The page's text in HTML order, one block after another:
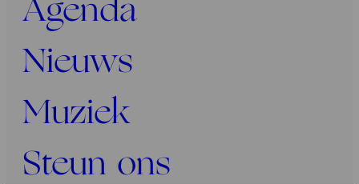
nieuwsbrief
Agenda
Nieuws
Muziek
Steun ons